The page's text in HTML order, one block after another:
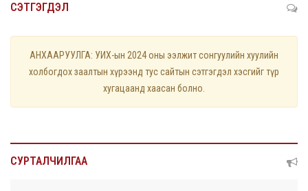
СЭТГЭГДЭЛ
АНХААРУУЛГА: УИХ-ын 2024 оны ээлжит сонгуулийн хуулийн
холбогдох заалтын хүрээнд тус сайтын сэтгэгдэл хэсгийг түр
хугацаанд хаасан болно.
СУРТАЛЧИЛГАА